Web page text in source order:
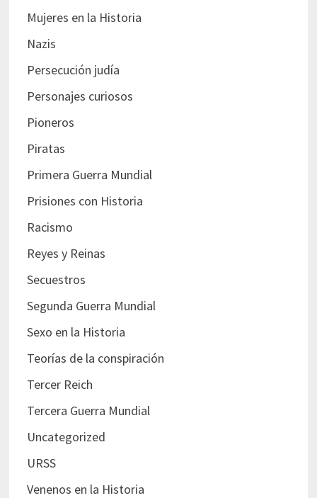
Mujeres en la Historia
Nazis
Persecución judía
Personajes curiosos
Pioneros
Piratas
Primera Guerra Mundial
Prisiones con Historia
Racismo
Reyes y Reinas
Secuestros
Segunda Guerra Mundial
Sexo en la Historia
Teorías de la conspiración
Tercer Reich
Tercera Guerra Mundial
Uncategorized
URSS
Venenos en la Historia